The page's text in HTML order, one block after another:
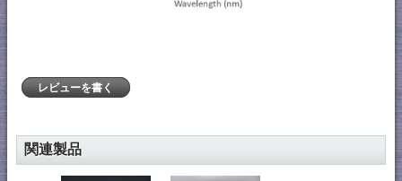
レビューを書く
関連製品